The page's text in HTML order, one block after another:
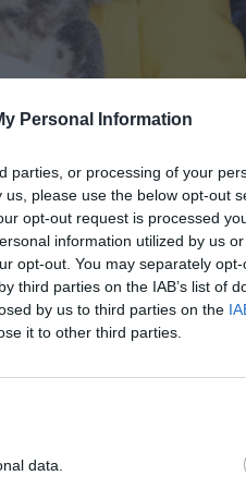
Personal Information
parties, or processing of your
please use the below opt-out
opt-out request is processed
information utilized by us
opt-out. You may separately
third parties on the IAB’s list of
by us to third parties on the
it to other third parties.
data.
The Duchess of Kent with
CC BY 3.0 au,
index.php?curid=68790258
rodziny królewskiej w
go pięć lat wcześniej, gdy
uwagi mediów tak często
z
niezwykłego